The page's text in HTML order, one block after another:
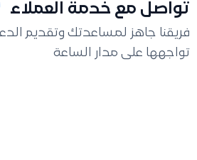
تواصل مع خدمة العملاء
فريقنا جاهز لمساعدتك وتقديم
تواجهها على مدار الساعة